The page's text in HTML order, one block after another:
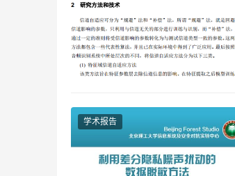
学术报告